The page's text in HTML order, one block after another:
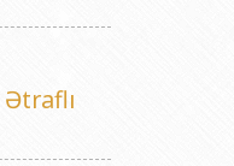
Ətraflı